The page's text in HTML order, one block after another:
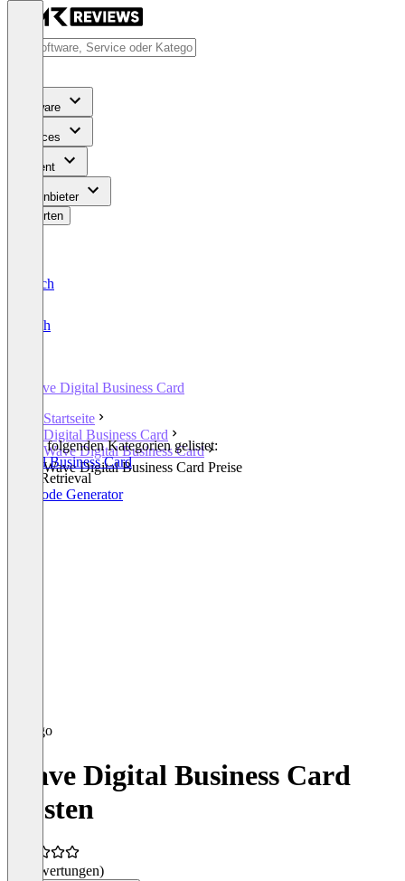
Software
Services
Content
Für Anbieter
Bewerten
Deutsch
English
Wave Digital Business Card
Startseite
Digital Business Card
Wave Digital Business Card
Wave Digital Business Card Preise
In den folgenden Kategorien gelistet:
Digital Business Card
Lead Retrieval
QR Code Generator
Wave Digital Business Card
Kosten
(0 Bewertungen)